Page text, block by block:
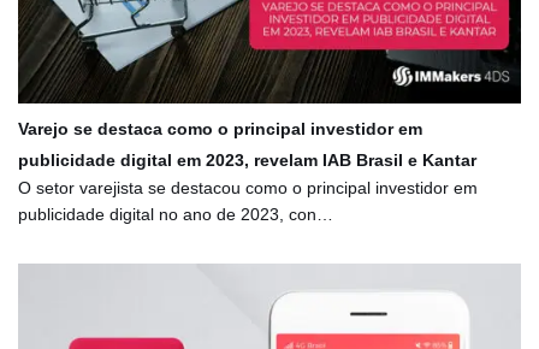
Varejo se destaca como o principal investidor em
publicidade digital em 2023, revelam IAB Brasil e Kantar
O setor varejista se destacou como o principal investidor em
publicidade digital no ano de 2023, con…